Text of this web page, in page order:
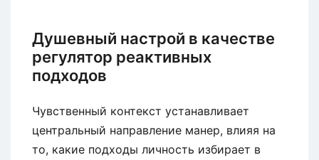
Душевный настрой в качестве
регулятор реактивных
подходов
Чувственный контекст устанавливает
центральный направление манер, влияя на
то, какие подходы личность избирает в